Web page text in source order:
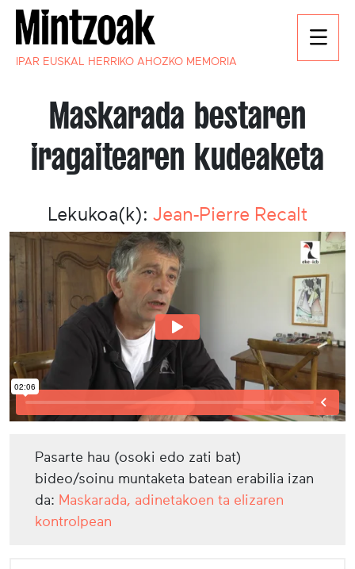
IPAR EUSKAL HERRIKO AHOZKO MEMORIA
Maskarada bestaren
iragaitearen kudeaketa
Lekukoa(k): Jean-Pierre Recalt
Pasarte hau (osoki edo zati bat)
bideo/soinu muntaketa batean erabilia izan
da: Maskarada, adinetakoen ta elizaren
kontrolpean